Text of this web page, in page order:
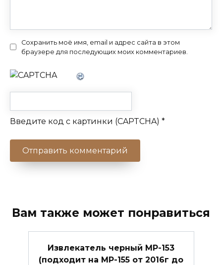
Сохранить моё имя, email и адрес сайта в этом
браузере для последующих моих комментариев.
Введите код с картинки (CAPTCHA) *
Вам также может понравиться
Извлекатель черный МР-153
(подходит на МР-155 от 2016г до